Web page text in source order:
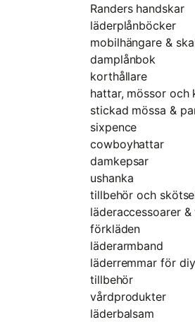
Randers handskar
läderplånböcker
mobilhängare &
damplånbok
korthållare
hattar, mössor och
stickad mössa &
sixpence
cowboyhattar
damkepsar
ushanka
tillbehör och
läderaccessoarer
förkläden
läderarmband
läderremmar för diy
tillbehör
vårdprodukter
läderbalsam